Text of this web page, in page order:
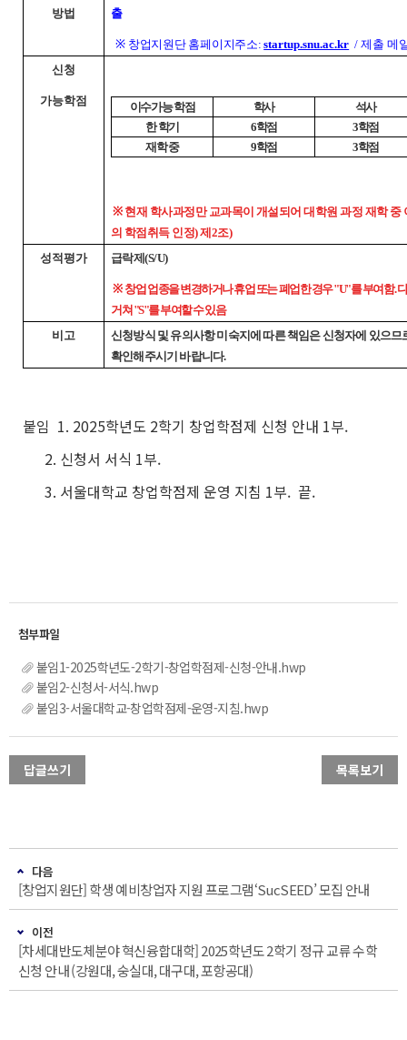
방법
출
※ 창업지원단 홈페이지주소:startup.snu.ac.kr / 제출 메
신청
가능학점 이수가능 학점 학사
석사
한 학기
6학점
3학점
재학 중
9학점 3학점
※ 현재 학사과정만 교과목이 개설되어 대학원 과정 재학 중
의 학점취득 인정) 제2조)
성적평가
급락제(S/U)
※ 창업 업종을 변경하거나 휴업 또는 폐업한 경우 "U"를 부여함.
거쳐 "S"를 부여할 수 있음
비고
신청방식 및 유의사항 미숙지에 따른 책임은 신청자에 있으
확인해주시기 바랍니다.
붙임 1. 2025학년도 2학기 창업학점제 신청 안내 1부.
2. 신청서 서식 1부.
3. 서울대학교 창업학점제 운영 지침 1부. 끝.
붙임1-2025학년도-2학기-창업학점제-신청-안내.hwp
붙임2-신청서-서식.hwp
붙임3-서울대학교-창업학점제-운영-지침.hwp
답글쓰기 목록보기
다음
[창업지원단] 학생 예비창업자 지원 프로그램‘SucSEED’ 모집 안내
이전
[차세대반도체분야 혁신융합대학] 2025학년도 2학기 정규 교류 수학
신청 안내 (강원대, 숭실대, 대구대, 포항공대)